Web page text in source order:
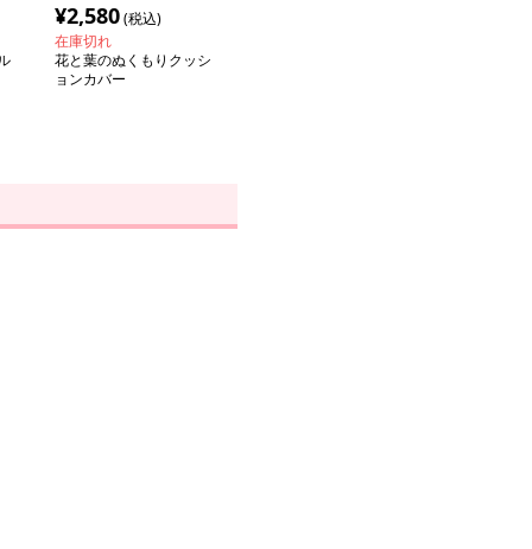
¥2,580(税込)
在庫切れ
花と葉のぬくもりクッシ
ョンカバー